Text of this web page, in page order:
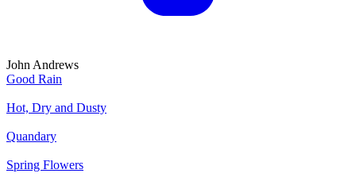
John Andrews
Good Rain
Hot, Dry and Dusty
Quandary
Spring Flowers